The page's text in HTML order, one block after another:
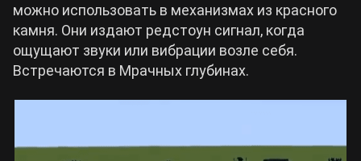
можно использовать в механизмах из красного
камня. Они издают редстоун сигнал, когда
ощущают звуки или вибрации возле себя.
Встречаются в Мрачных глубинах.